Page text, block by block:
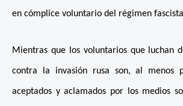
en cómplice voluntario del régimen
Mientras que los voluntarios que luchan
contra la invasión rusa son, al menos
aceptados y aclamados por los medios